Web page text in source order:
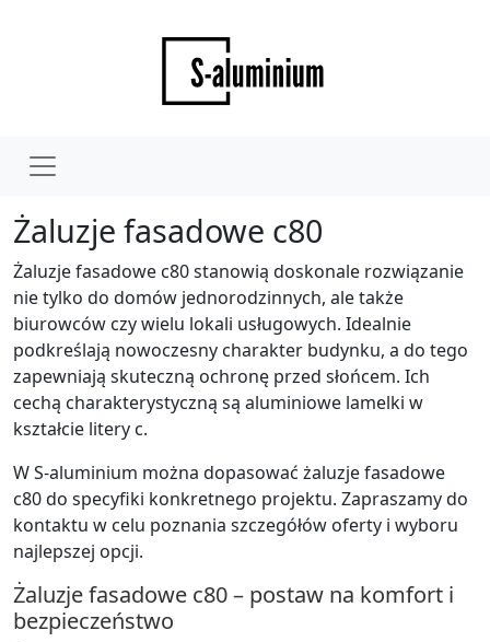
Żaluzje fasadowe c80
Żaluzje fasadowe c80 stanowią doskonale rozwiązanie
nie tylko do domów jednorodzinnych, ale także
biurowców czy wielu lokali usługowych. Idealnie
podkreślają nowoczesny charakter budynku, a do tego
zapewniają skuteczną ochronę przed słońcem. Ich
cechą charakterystyczną są aluminiowe lamelki w
kształcie litery c.
W S-aluminium można dopasować żaluzje fasadowe
c80 do specyfiki konkretnego projektu. Zapraszamy do
kontaktu w celu poznania szczegółów oferty i wyboru
najlepszej opcji.
Żaluzje fasadowe c80 – postaw na komfort i
bezpieczeństwo